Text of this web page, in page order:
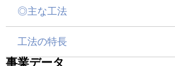
◎主な工法
工法の特長
事業データ